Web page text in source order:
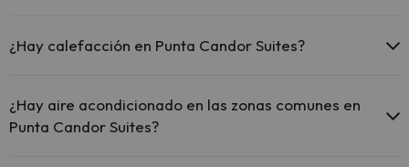
pago) Aquí tienes más info sobre la piscina y otras instalaciones.
Piscina Infantil (temporada verano).
¿Hay calefacción en Punta Candor Suites?
¿Hay aire acondicionado en las zonas comunes en
Punta Candor Suites?